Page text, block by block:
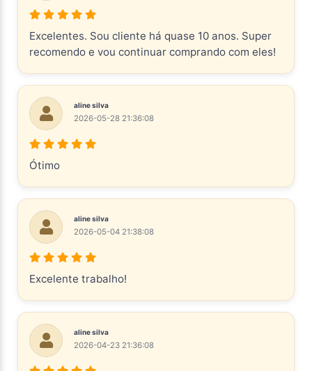
Excelentes. Sou cliente há quase 10 anos. Super
recomendo e vou continuar comprando com eles!
aline silva
2026-05-28 21:36:08
Ótimo
aline silva
2026-05-04 21:38:08
Excelente trabalho!
aline silva
2026-04-23 21:36:08